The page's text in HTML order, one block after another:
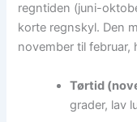
regntiden (juni-
korte regnskyl. Den
november til februar,
Tørtid
grader, lav